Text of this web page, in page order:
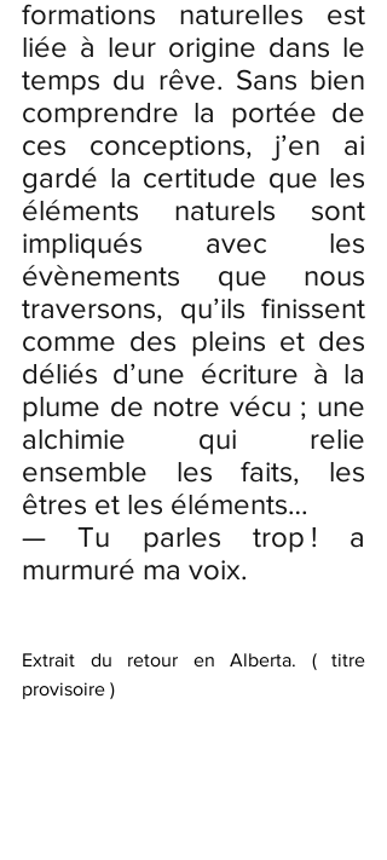
formations naturelles est
liée à leur origine dans le
temps du rêve. Sans bien
comprendre la portée de
ces conceptions, j’en ai
gardé la certitude que les
éléments naturels sont
impliqués avec les
évènements que nous
traversons, qu’ils finissent
comme des pleins et des
déliés d’une écriture à la
plume de notre vécu ; une
alchimie qui relie
ensemble les faits, les
êtres et les éléments…
— Tu parles trop ! a
murmuré ma voix.
Extrait du retour en Alberta. ( titre
provisoire )